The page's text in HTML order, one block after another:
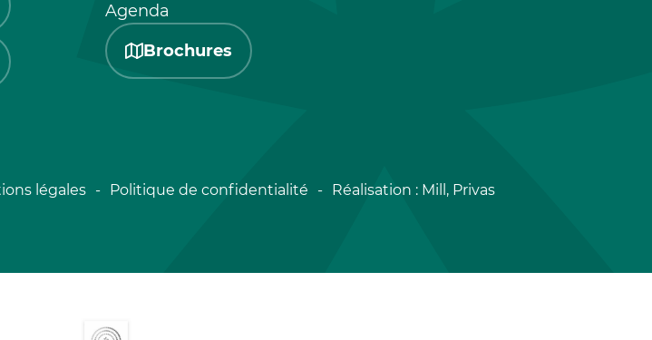
Agenda
Brochures
légales Politique de confidentialité Réalisation : Mill, Privas